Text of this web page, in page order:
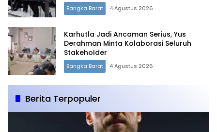
Bangka Barat 4 Agustus 2026
Karhutla Jadi Ancaman Serius, Yus
Derahman Minta Kolaborasi Seluruh
Stakeholder
Bangka Barat 4 Agustus 2026
Berita Terpopuler